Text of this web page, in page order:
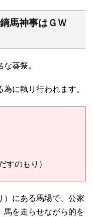
馬神事はＧＷ
葵祭。
に執り行われます。
のもり）
にある馬場で、公家
馬を走らせながら的を